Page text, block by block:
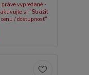
práve vypredané -
aktivujte si "Strážiť
cenu / dostupnosť"